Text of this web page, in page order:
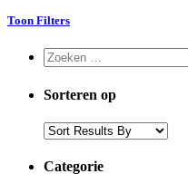
Toon Filters
Sorteren op
Categorie